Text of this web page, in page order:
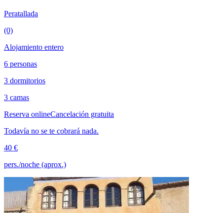
Peratallada
(0)
Alojamiento entero
6 personas
3 dormitorios
3 camas
Reserva onlineCancelación gratuita
Todavía no se te cobrará nada.
40 €
pers./noche (aprox.)